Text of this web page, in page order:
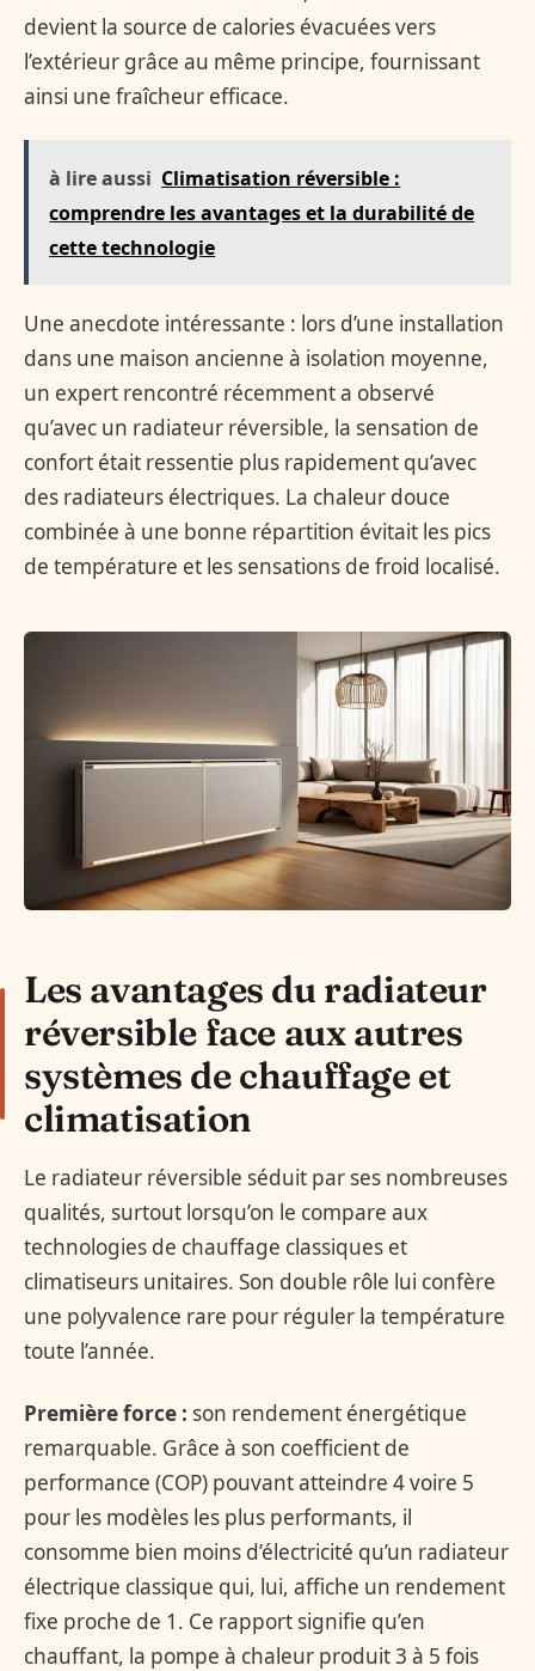
devient la source de calories évacuées vers
l’extérieur grâce au même principe, fournissant
ainsi une fraîcheur efficace.
à lire aussi Climatisation réversible :
comprendre les avantages et la durabilité de
cette technologie
Une anecdote intéressante : lors d’une installation
dans une maison ancienne à isolation moyenne,
un expert rencontré récemment a observé
qu’avec un radiateur réversible, la sensation de
confort était ressentie plus rapidement qu’avec
des radiateurs électriques. La chaleur douce
combinée à une bonne répartition évitait les pics
de température et les sensations de froid localisé.
Les avantages du radiateur
réversible face aux autres
systèmes de chauffage et
climatisation
Le radiateur réversible séduit par ses nombreuses
qualités, surtout lorsqu’on le compare aux
technologies de chauffage classiques et
climatiseurs unitaires. Son double rôle lui confère
une polyvalence rare pour réguler la température
toute l’année.
Première force : son rendement énergétique
remarquable. Grâce à son coefficient de
performance (COP) pouvant atteindre 4 voire 5
pour les modèles les plus performants, il
consomme bien moins d’électricité qu’un radiateur
électrique classique qui, lui, affiche un rendement
fixe proche de 1. Ce rapport signifie qu’en
chauffant, la pompe à chaleur produit 3 à 5 fois